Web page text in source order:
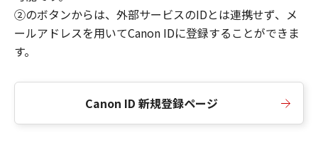
②のボタンからは、外部サービスのIDとは連携せず、メ
ールアドレスを用いてCanon IDに登録することができま
す。
Canon ID 新規登録ページ